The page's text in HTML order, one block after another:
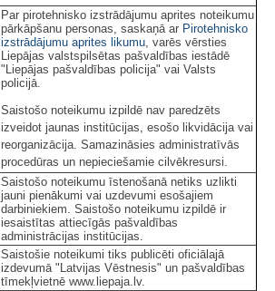
Par pirotehnisko izstrādājumu aprites noteikumu
pārkāpšanu personas, saskaņā ar Pirotehnisko
izstrādājumu aprites likumu , varēs vērsties
Liepājas valstspilsētas pašvaldības iestādē
"Liepājas pašvaldības policija" vai Valsts
policijā.
Saistošo noteikumu izpildē nav paredzēts
izveidot jaunas institūcijas, esošo likvidācija vai
reorganizācija. Samazināsies administratīvās
procedūras un nepieciešamie cilvēkresursi.
Saistošo noteikumu īstenošanā netiks uzlikti
jauni pienākumi vai uzdevumi esošajiem
darbiniekiem. Saistošo noteikumu izpildē ir
iesaistītas attiecīgās pašvaldības
administrācijas institūcijas.
Saistošie noteikumi tiks publicēti oficiālajā
izdevumā "Latvijas Vēstnesis" un pašvaldības
tīmekļvietnē www.liepaja.lv.